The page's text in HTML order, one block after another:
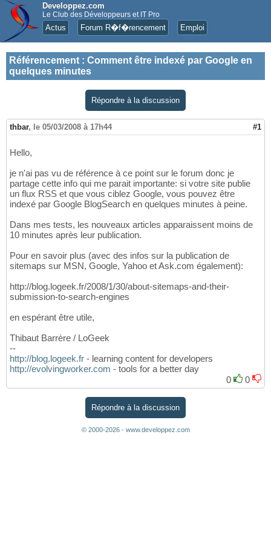
Developpez.com
Le Club des Développeurs et IT Pro
Actus Forum R�f�rencement Emploi
Référencement : Comment être indexé par Google en
quelques minutes
Répondre à la discussion
thbar, le 05/03/2008 à 17h44 #1
Hello,
je n'ai pas vu de référence à ce point sur le forum donc je
partage cette info qui me parait importante: si votre site publie
un flux RSS et que vous ciblez Google, vous pouvez être
indexé par Google BlogSearch en quelques minutes à peine.
Dans mes tests, les nouveaux articles apparaissent moins de
10 minutes après leur publication.
Pour en savoir plus (avec des infos sur la publication de
sitemaps sur MSN, Google, Yahoo et Ask.com également):
http://blog.logeek.fr/2008/1/30/about-sitemaps-and-their-
submission-to-search-engines
en espérant être utile,
Thibaut Barrère / LoGeek
--
http://blog.logeek.fr - learning content for developers
http://evolvingworker.com - tools for a better day
0
0
Répondre à la discussion
© 2000-2026 - www.developpez.com